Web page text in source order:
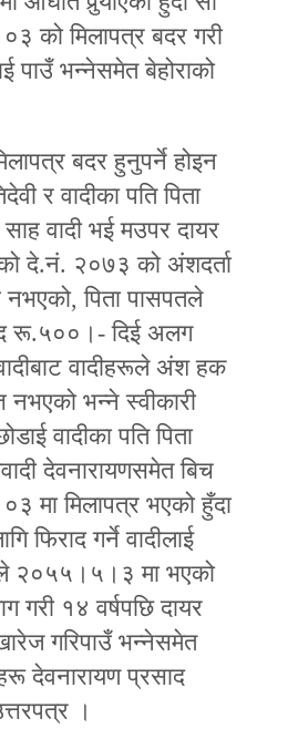
को मिलापत्र बदर गरी
पाउँ भन्‍नेसमेत बेहोराको
बदर हुनुपर्ने होइन
र वादीका पति पिता
वादी भई मउपर दायर
दे.नं. २०७३ को अंशदर्ता
नभएको, पिता पासपतले
रू.५००।- दिई अलग
वादीहरूले अंश हक
नभएको भन्‍ने स्वीकारी
वादीका पति पिता
देवनारायणसमेत बिच
मा मिलापत्र भएको हुँदा
फिराद गर्ने वादीलाई
२०५५।५।३ मा भएको
गरी १४ वर्षपछि दायर
गरिपाउँ भन्‍नेसमेत
देवनारायण प्रसाद
।